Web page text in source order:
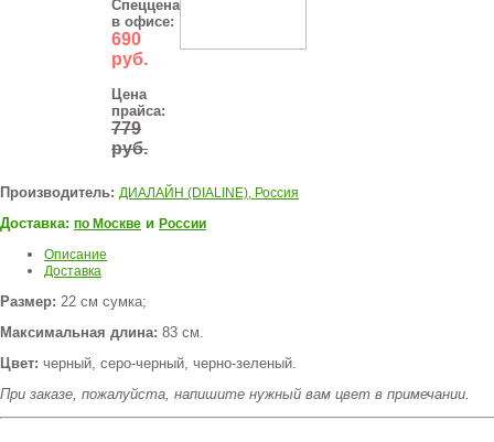
Спеццена
в офисе:
690
руб.
Цена
прайса:
779
руб.
Производитель: ДИАЛАЙН (DIALINE), Россия
Доставка: по Москве и России
Описание
Доставка
Размер: 22 см сумка;
Максимальная длина: 83 см.
Цвет: черный, серо-черный, черно-зеленый.
При заказе, пожалуйста, напишите нужный вам цвет в примечании.